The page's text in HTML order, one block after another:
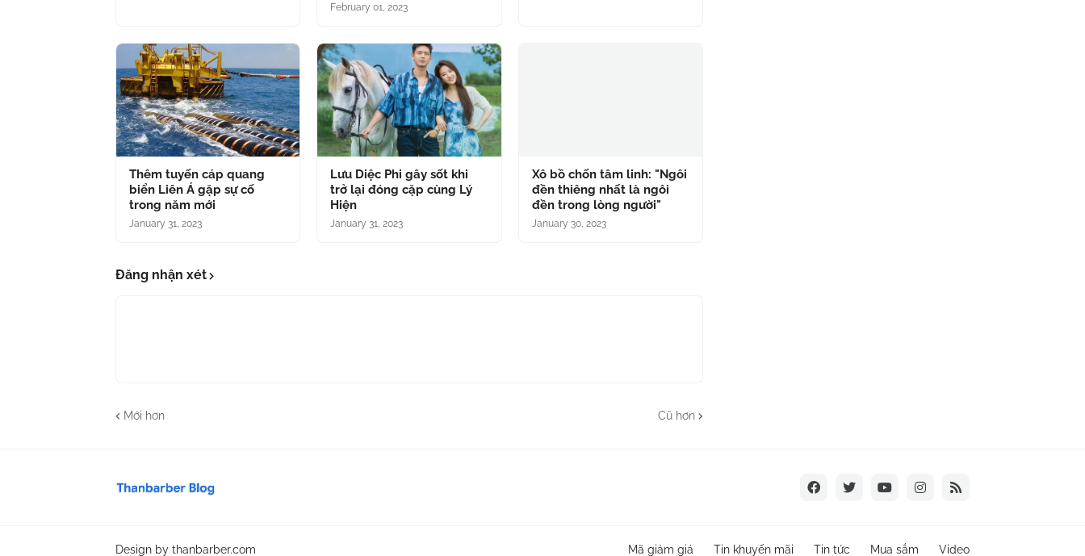
February 01, 2023
Thêm tuyến cáp quang
biển Liên Á gặp sự cố
trong năm mới
January 31, 2023
Lưu Diệc Phi gây sốt khi
trở lại đóng cặp cùng Lý
Hiện
January 31, 2023
Xô bồ chốn tâm linh: "Ngôi
đền thiêng nhất là ngôi
đền trong lòng người"
January 30, 2023
Đăng nhận xét
Mới hơn Cũ hơn
Design by thanbarber.com Mã giảm giá Tin khuyến mãi Tin tức Mua sắm Video